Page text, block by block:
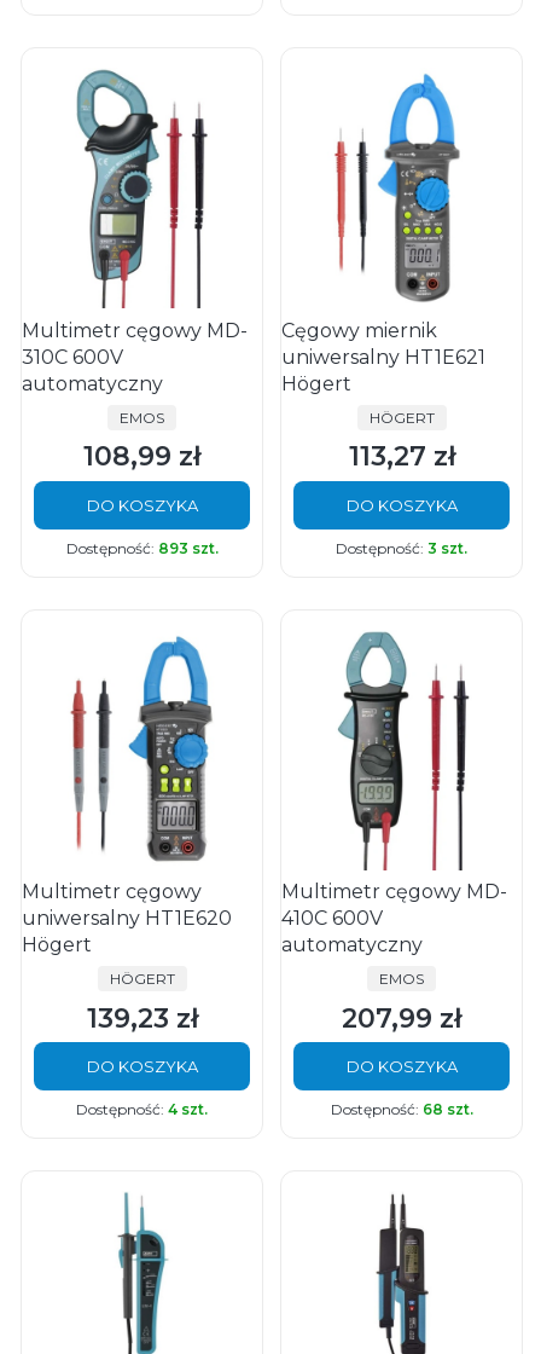
Multimetr cęgowy MD-
310C 600V
automatyczny
PRODUCENT
EMOS
Cena
108,99 zł
DO KOSZYKA
Dostępność: 893 szt.
Cęgowy miernik
uniwersalny HT1E621
Högert
PRODUCENT
HÖGERT
Cena
113,27 zł
DO KOSZYKA
Dostępność: 3 szt.
Multimetr cęgowy
uniwersalny HT1E620
Högert
PRODUCENT
HÖGERT
Cena
139,23 zł
DO KOSZYKA
Dostępność: 4 szt.
Multimetr cęgowy MD-
410C 600V
automatyczny
PRODUCENT
EMOS
Cena
207,99 zł
DO KOSZYKA
Dostępność: 68 szt.